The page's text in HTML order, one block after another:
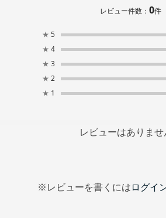
レビュー件数：0件
★ 5
★ 4
★ 3
★ 2
★ 1
レビューはありませ
※レビューを書くには ログイ